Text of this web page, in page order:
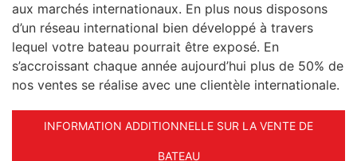
aux marchés internationaux. En plus nous disposons
d’un réseau international bien développé à travers
lequel votre bateau pourrait être exposé. En
s’accroissant chaque année aujourd’hui plus de 50% de
nos ventes se réalise avec une clientèle internationale.
INFORMATION ADDITIONNELLE SUR LA VENTE DE
BATEAU